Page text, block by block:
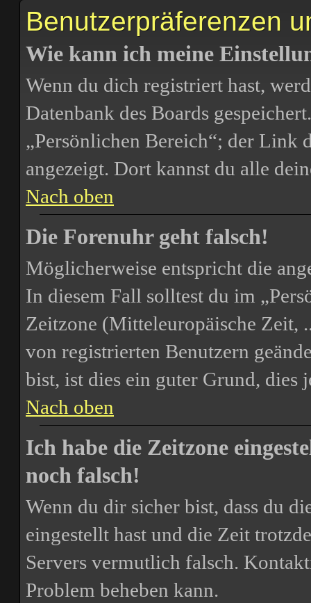
Benutzerpräferenzen
Wie kann ich meine
Wenn du dich registriert hast,
Datenbank des Boards
„Persönlichen Bereich“; der Link
angezeigt. Dort kannst du alle
Nach oben
Die Forenuhr geht falsch!
Möglicherweise entspricht die
In diesem Fall solltest du im
Zeitzone (Mitteleuropäische Zeit,
von registrierten Benutzern
bist, ist dies ein guter Grund, dies
Nach oben
Ich habe die Zeitzone
noch falsch!
Wenn du dir sicher bist, dass du
eingestellt hast und die Zeit
Servers vermutlich falsch.
Problem beheben kann.